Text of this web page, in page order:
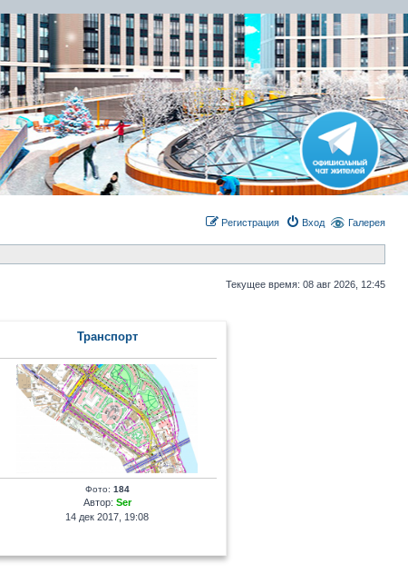
Галерея
Вход
Регистрация
Текущее время: 08 авг 2026, 12:45
Транcпорт
Фото: 184
Автор: Ser
14 дек 2017, 19:08